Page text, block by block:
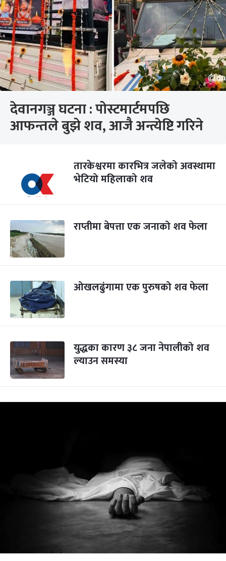
देवानगञ्ज घटना : पोस्टमार्टमपछि
आफन्तले बुझे शव, आजै अन्त्येष्टि गरिने
तारकेश्वरमा कारभित्र जलेको अवस्थामा
भेटियो महिलाको शव
राप्तीमा बेपत्ता एक जनाको शव फेला
ओखलढुंगामा एक पुरुषको शव फेला
युद्धका कारण ३८ जना नेपालीको शव
ल्याउन समस्या